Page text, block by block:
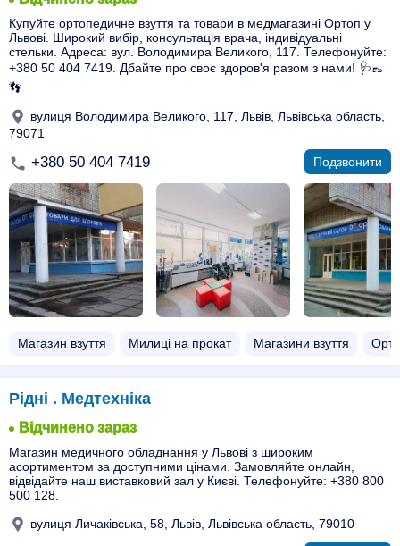
Купуйте ортопедичне взуття та товари в медмагазині Ортоп у
Львові. Широкий вибір, консультація врача, індивідуальні
стельки. Адреса: вул. Володимира Великого, 117. Телефонуйте:
+380 50 404 7419. Дбайте про своє здоров'я разом з нами! 🩺👞
👣
вулиця Володимира Великого, 117, Львів, Львівська область,
79071
+380 50 404 7419 Подзвонити
Магазин взуття Милиці на прокат Магазини взуття
Рідні . Медтехніка
Відчинено зараз
Магазин медичного обладнання у Львові з широким
асортиментом за доступними цінами. Замовляйте онлайн,
відвідайте наш виставковий зал у Києві. Телефонуйте: +380 800
500 128.
вулиця Личаківська, 58, Львів, Львівська область, 79010